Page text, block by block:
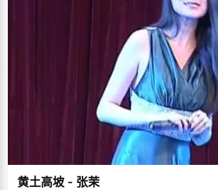
&hellip;&hellip;虽然在闫欣看来，这都是些不足
些小事上，我们看到了一个谦和、认真、诚恳、
切，这大概就是她优秀的原因吧。
黄土高坡 - 张茉